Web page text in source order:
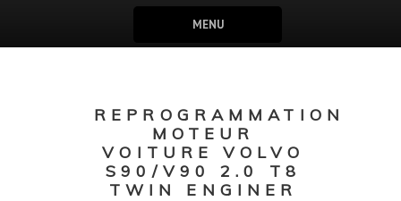
MENU
REPROGRAMMATION
MOTEUR
VOITURE VOLVO
S90/V90 2.0 T8
TWIN ENGINER